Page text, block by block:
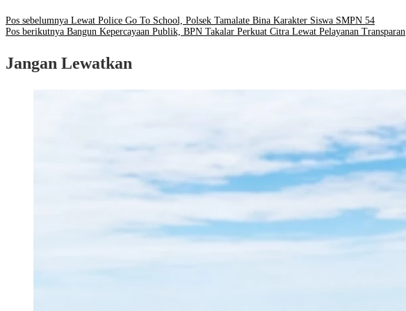
Pos sebelumnya Lewat Police Go To School, Polsek Tamalate Bina Karakter Siswa SMPN 54
Pos berikutnya Bangun Kepercayaan Publik, BPN Takalar Perkuat Citra Lewat Pelayanan Transparan
Jangan Lewatkan